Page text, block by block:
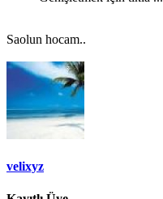
Saolun hocam..
velixyz